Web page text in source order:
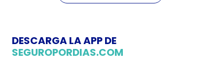
DESCARGA LA APP DE
SEGUROPORDIAS.COM